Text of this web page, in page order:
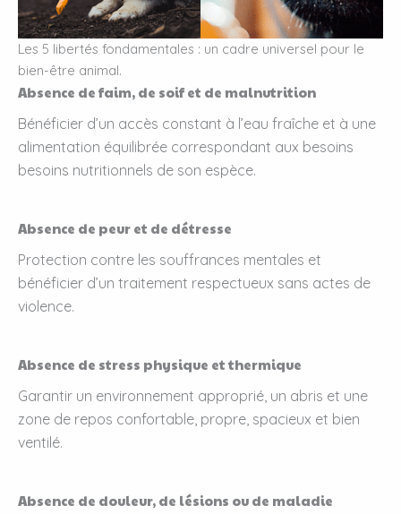
Les 5 libertés fondamentales : un cadre universel pour le
bien-être animal.
Absence de faim, de soif et de malnutrition
Bénéficier d’un accès constant à l’eau fraîche et à une
alimentation équilibrée correspondant aux besoins
besoins nutritionnels de son espèce.
Absence de peur et de détresse
Protection contre les souffrances mentales et
bénéficier d’un traitement respectueux sans actes de
violence.
Absence de stress physique et thermique
Garantir un environnement approprié, un abris et une
zone de repos confortable, propre, spacieux et bien
ventilé.
Absence de douleur, de lésions ou de maladie